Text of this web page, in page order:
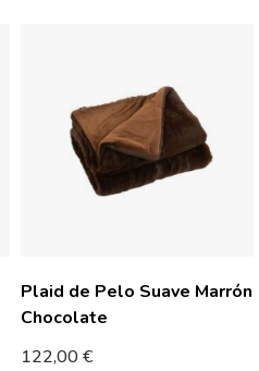
Plaid de Pelo Suave Marrón
Chocolate
122,00€